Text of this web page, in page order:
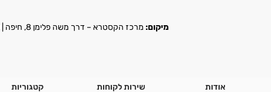
מיקום: מרכז הקסטרא – דרך משה פלימן 8, חיפה |
אודות שירות לקוחות קטגוריות